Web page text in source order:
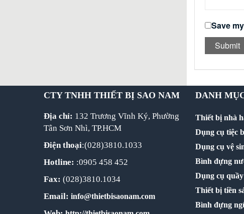
Save
CTY TNHH THIẾT BỊ SAO NAM
Địa chỉ: 132 Trương Vĩnh Ký, Phường
Tân Sơn Nhì, TP.HCM
Điện thoại:(028)3810.1033
Hotline: :0905 458 452
Fax: (028)3810.1034
Email: info@thietbisaonam.com
DANH
Thiết bị nhà
Dụng cụ tiệc
Dụng cụ vệ
Bình đựng
Dụng cụ
Thiết bị tiền
Bình đựng